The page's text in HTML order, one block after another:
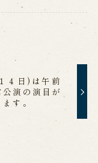
ら予約
ージへ移動します
４日)は午前
公演の演目が
す。